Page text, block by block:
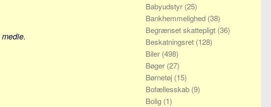
Babyudstyr (25)
Bankhemmelighed (38)
Begrænset skattepligt (36)
Beskatningsret (128)
Biler (498)
Bøger (27)
Børnetøj (15)
Bofællesskab (9)
Bolig (1)